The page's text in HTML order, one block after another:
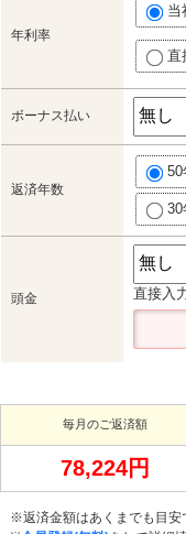
年利率
当
直
ボーナス払い
返済年数
50
30
頭金 直接入
毎月のご返済額
78,224円
※返済金額はあくまでも目安